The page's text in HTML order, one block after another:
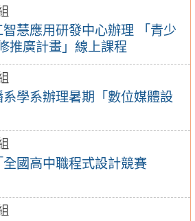
慧應用研發中心辦理 「青少
推廣計畫」線上課程
學系辦理暑期「數位媒體設
國高中職程式設計競賽